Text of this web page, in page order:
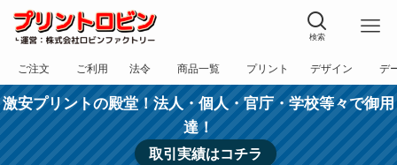
検索
ご注文
フォーム
ご利用
規約
法令
表記
商品一覧
カテゴリー
プリント
方法
デザイン
依頼
デ
入
激安プリントの殿堂！法人・個人・官庁・学校等々で御用
達！
取引実績はコチラ